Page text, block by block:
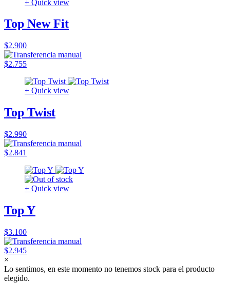
+ Quick view
Top New Fit
$2.900
$2.755
+ Quick view
Top Twist
$2.990
$2.841
+ Quick view
Top Y
$3.100
$2.945
×
Lo sentimos, en este momento no tenemos stock para el producto
elegido.